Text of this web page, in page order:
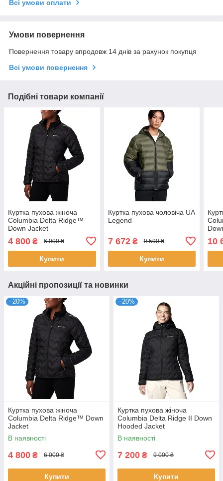
Всі умови оплати
Умови повернення
Повернення товару впродовж 14 днів за рахунок покупця
Всі умови повернення
Подібні товари компанії
Куртка пухова жіноча
Columbia Delta Ridge™
Down Jacket
4 800 ₴ 6 000 ₴
Купити
Куртка пухова чоловiча UA
Legend
7 672₴ 9 590 ₴
Купити
10
Акційні пропозиції та новинки
–20%
Куртка пухова жіноча
Columbia Delta Ridge™ Down
Jacket
В наявності
4 800 ₴ 6 000 ₴
Купити
–20%
Куртка пухова жіноча
Columbia Delta Ridge II Down
Hooded Jacket
В наявності
7 200 ₴ 9 000 ₴
Купити